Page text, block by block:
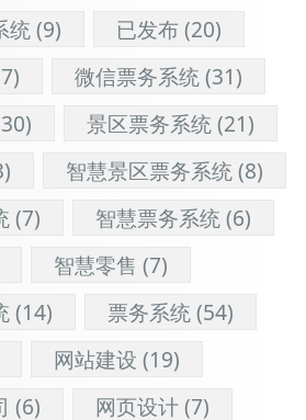
统(9) 已发布(20)
微信票务系统(31)
景区票务系统(21)
智慧景区票务系统(8)
(7) 智慧票务系统(6)
智慧零售 (7)
(14) 票务系统(54)
网站建设 (19)
(6) 网页设计(7)